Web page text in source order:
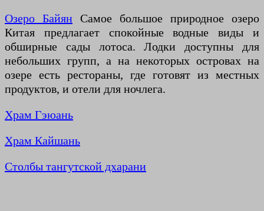
Озеро Байян Самое большое природное озеро
Китая предлагает спокойные водные виды и
обширные сады лотоса. Лодки доступны для
небольших групп, а на некоторых островах на
озере есть рестораны, где готовят из местных
продуктов, и отели для ночлега.
Храм Гэюань
Храм Кайшань
Столбы тангутской дхарани